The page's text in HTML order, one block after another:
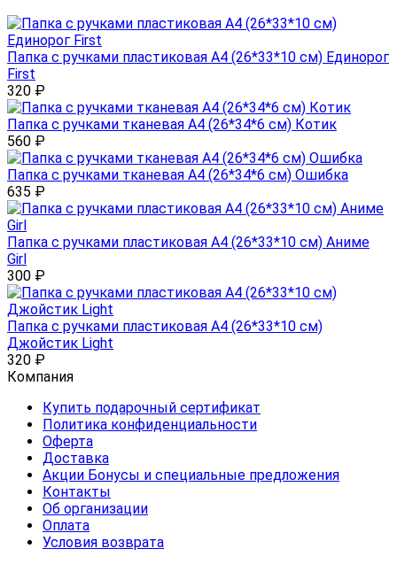
Папка с ручками пластиковая А4 (26*33*10 см) Единорог
First
320 ₽
Папка с ручками тканевая А4 (26*34*6 см) Котик
560 ₽
Папка с ручками тканевая А4 (26*34*6 см) Ошибка
635 ₽
Папка с ручками пластиковая А4 (26*33*10 см) Аниме
Girl
300 ₽
Папка с ручками пластиковая А4 (26*33*10 см)
Джойстик Light
320 ₽
Компания
Купить подарочный сертификат
Политика конфиденциальности
Оферта
Доставка
Акции Бонусы и специальные предложения
Контакты
Об организации
Оплата
Условия возврата